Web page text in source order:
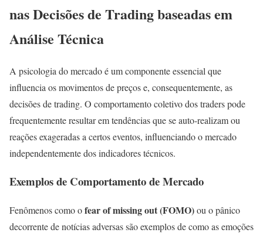
nas Decisões de Trading baseadas em
Análise Técnica
A psicologia do mercado é um componente essencial que
influencia os movimentos de preços e, consequentemente, as
decisões de trading. O comportamento coletivo dos traders pode
frequentemente resultar em tendências que se auto-realizam ou
reações exageradas a certos eventos, influenciando o mercado
independentemente dos indicadores técnicos.
Exemplos de Comportamento de Mercado
Fenômenos como ofear of missing out (FOMO)ou o pânico
decorrente de notícias adversas são exemplos de como as emoções